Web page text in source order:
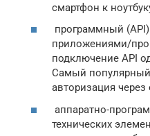
смартфон к
программный
приложениями/
подключение API
Самый
авторизация через
аппаратно-
технических